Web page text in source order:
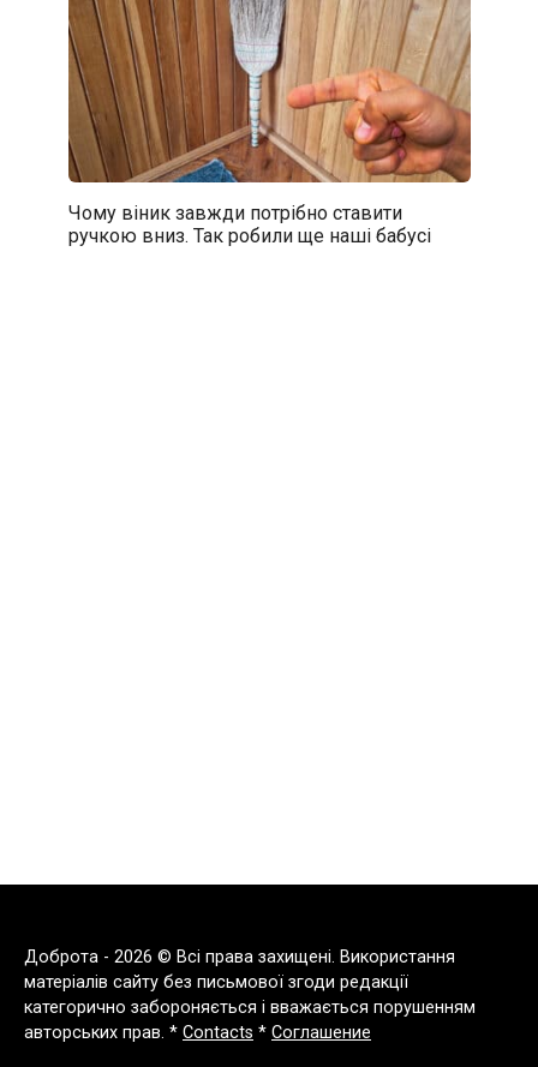
Чому віник завжди потрібно ставити
ручкою вниз. Так робили ще наші бабусі
Доброта - 2026 © Всі права захищені. Використання
матеріалів сайту без письмової згоди редакції
категорично забороняється і вважається порушенням
авторських прав. * Contacts * Соглашение